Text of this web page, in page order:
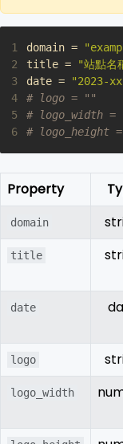
1 domain =
2
title =
"站點名
3
date =
"2023-
4
# logo = ""
5
# logo_width =
6
# logo_height
Property
domain
title
date
logo
logo_width